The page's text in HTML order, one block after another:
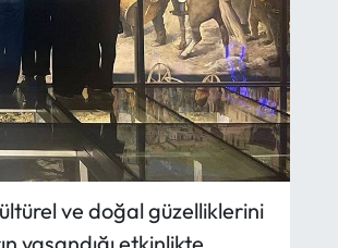
ve doğal güzelliklerini